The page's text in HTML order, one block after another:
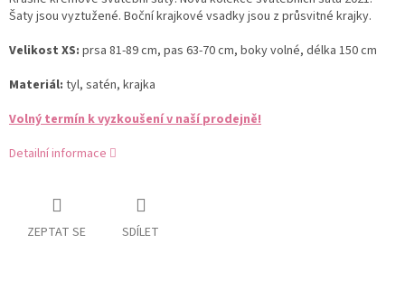
Šaty jsou vyztužené. Boční krajkové vsadky jsou z průsvitné krajky.
Velikost XS: prsa 81-89 cm, pas 63-70 cm, boky volné, délka 150 cm
Materiál: tyl, satén, krajka
Volný termín k vyzkoušení v naší prodejně!
Detailní informace
ZEPTAT SE SDÍLET